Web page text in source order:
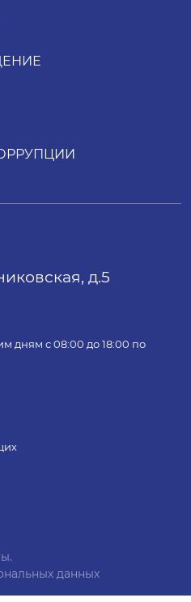
д.5
дням с 08:00 до 18:00 по
данных